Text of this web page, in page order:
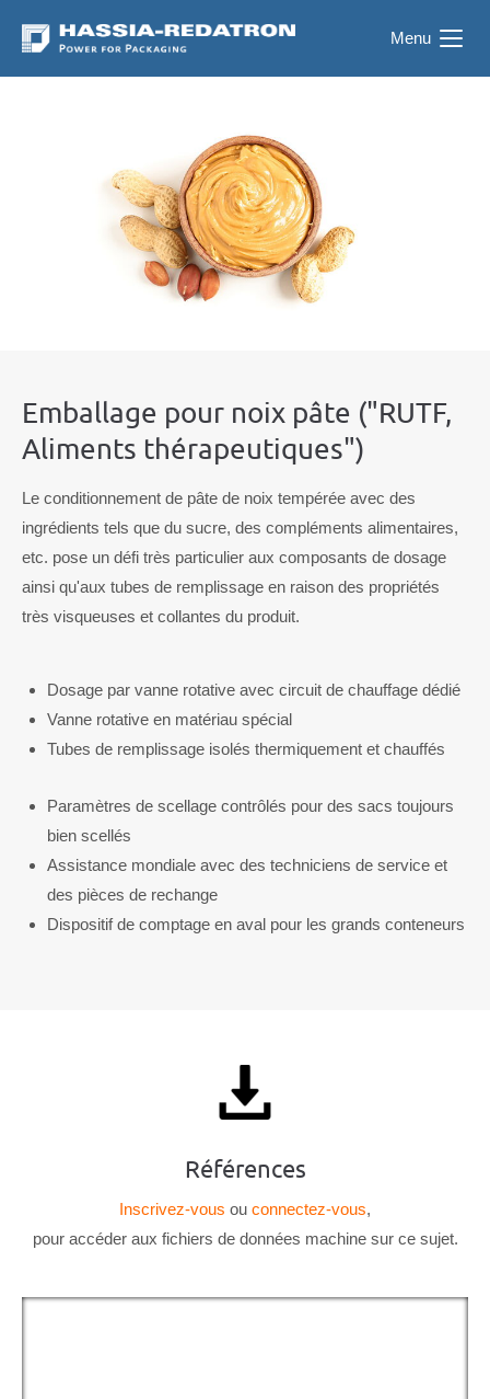
Menu
Emballage pour noix pâte ("RUTF,
Aliments thérapeutiques")
Le conditionnement de pâte de noix tempérée avec des
ingrédients tels que du sucre, des compléments alimentaires,
etc. pose un défi très particulier aux composants de dosage
ainsi qu'aux tubes de remplissage en raison des propriétés
très visqueuses et collantes du produit.
Dosage par vanne rotative avec circuit de chauffage dédié
Vanne rotative en matériau spécial
Tubes de remplissage isolés thermiquement et chauffés
Paramètres de scellage contrôlés pour des sacs toujours
bien scellés
Assistance mondiale avec des techniciens de service et
des pièces de rechange
Dispositif de comptage en aval pour les grands conteneurs
Références
Inscrivez-vous ou connectez-vous,
pour accéder aux fichiers de données machine sur ce sujet.